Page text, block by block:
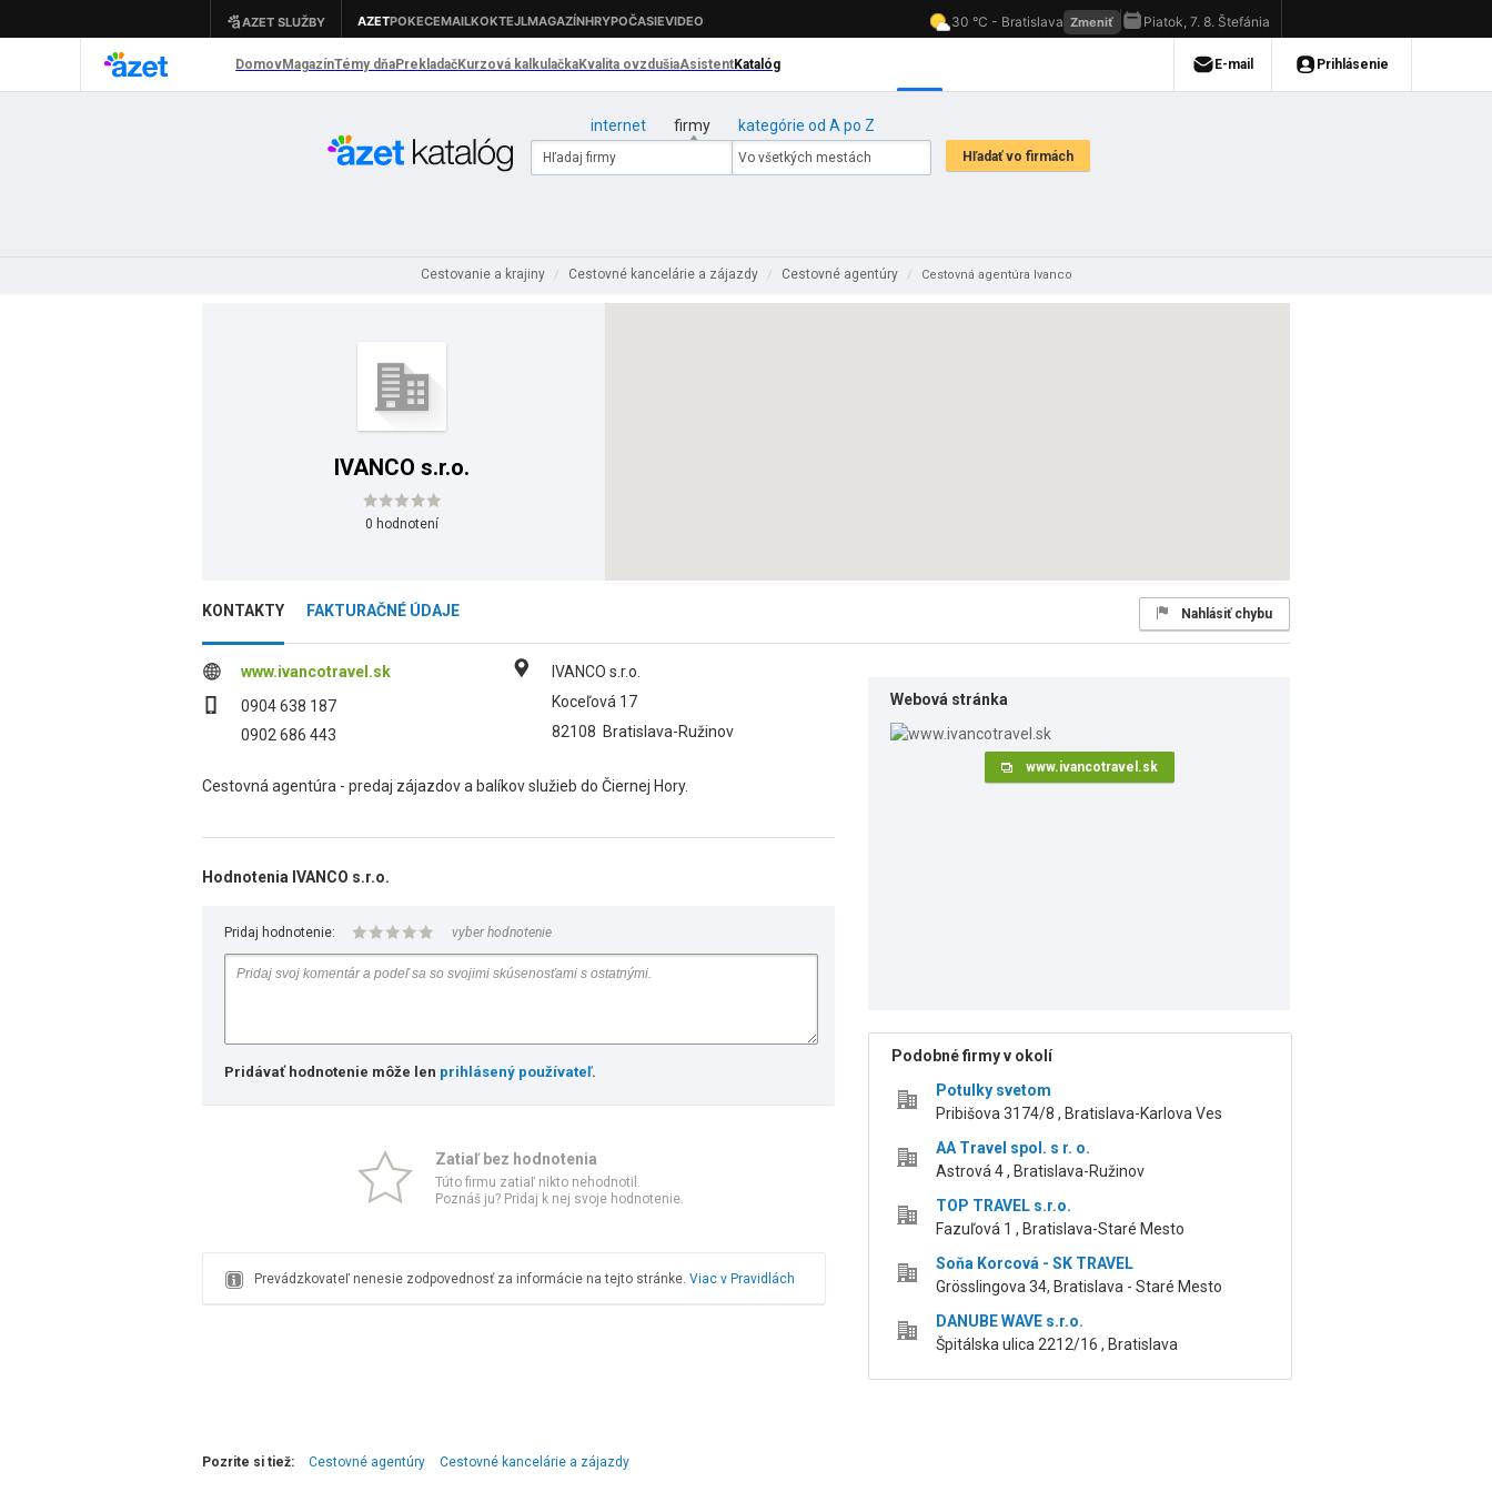
internet firmy kategórie od A po Z
Cestovanie a krajiny / Cestovné kancelárie a zájazdy / Cestovné agentúry / Cestovná agentúra Ivanco
IVANCO s.r.o.
0 hodnotení
KONTAKTY FAKTURAČNÉ ÚDAJE Nahlásiť chybu
www.ivancotravel.sk
0904 638 187
0902 686 443
IVANCO s.r.o.
Koceľová 17
82108 Bratislava-Ružinov
Cestovná agentúra - predaj zájazdov a balíkov služieb do Čiernej Hory.
Hodnotenia IVANCO s.r.o.
Pridaj hodnotenie: vyber hodnotenie
Pridávať hodnotenie môže len prihlásený používateľ.
Zatiaľ bez hodnotenia
Túto firmu zatiaľ nikto nehodnotil.
Poznáš ju? Pridaj k nej svoje hodnotenie.
Prevádzkovateľ nenesie zodpovednosť za informácie na tejto stránke. Viac v Pravidlách
Webová stránka
www.ivancotravel.sk
Podobné firmy v okolí
Potulky svetom
Pribišova 3174/8 , Bratislava-Karlova Ves
AA Travel spol. s r. o.
Astrová 4 , Bratislava-Ružinov
TOP TRAVEL s.r.o.
Fazuľová 1 , Bratislava-Staré Mesto
Soňa Korcová - SK TRAVEL
Grösslingova 34, Bratislava - Staré Mesto
DANUBE WAVE s.r.o.
Špitálska ulica 2212/16 , Bratislava
Pozrite si tiež: Cestovné agentúry Cestovné kancelárie a zájazdy